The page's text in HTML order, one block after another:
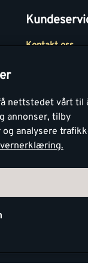
Kontakt oss
Montér Bedrift
nettstedet vårt til
annonser, tilby
analysere